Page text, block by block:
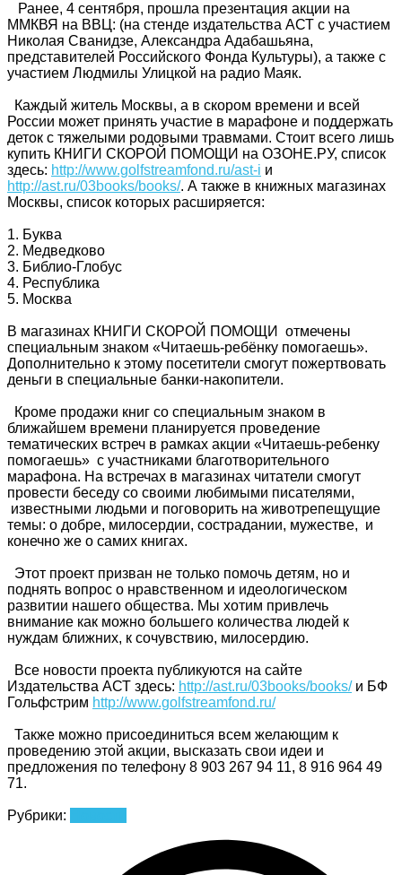
Ранее, 4 сентября, прошла презентация акции на
ММКВЯ на ВВЦ: (на стенде издательства АСТ с участием
Николая Сванидзе, Александра Адабашьяна,
представителей Российского Фонда Культуры), а также с
участием Людмилы Улицкой на радио Маяк.
Каждый житель Москвы, а в скором времени и всей
России может принять участие в марафоне и поддержать
деток с тяжелыми родовыми травмами. Стоит всего лишь
купить КНИГИ СКОРОЙ ПОМОЩИ на ОЗОНЕ.РУ, список
здесь: http://www.golfstreamfond.ru/ast-i и
http://ast.ru/03books/books/. А также в книжных магазинах
Москвы, список которых расширяется:
1. Буква
2. Медведково
3. Библио-Глобус
4. Республика
5. Москва
В магазинах КНИГИ СКОРОЙ ПОМОЩИ отмечены
специальным знаком «Читаешь-ребёнку помогаешь».
Дополнительно к этому посетители смогут пожертвовать
деньги в специальные банки-накопители.
Кроме продажи книг со специальным знаком в
ближайшем времени планируется проведение
тематических встреч в рамках акции «Читаешь-ребенку
помогаешь» с участниками благотворительного
марафона. На встречах в магазинах читатели смогут
провести беседу со своими любимыми писателями,
известными людьми и поговорить на животрепещущие
темы: о добре, милосердии, сострадании, мужестве, и
конечно же о самих книгах.
Этот проект призван не только помочь детям, но и
поднять вопрос о нравственном и идеологическом
развитии нашего общества. Мы хотим привлечь
внимание как можно большего количества людей к
нуждам ближних, к сочувствию, милосердию.
Все новости проекта публикуются на сайте
Издательства АСТ здесь: http://ast.ru/03books/books/и БФ
Гольфстрим http://www.golfstreamfond.ru/
Также можно присоединиться всем желающим к
проведению этой акции, высказать свои идеи и
предложения по телефону 8 903 267 94 11, 8 916 964 49
71.
Рубрики: